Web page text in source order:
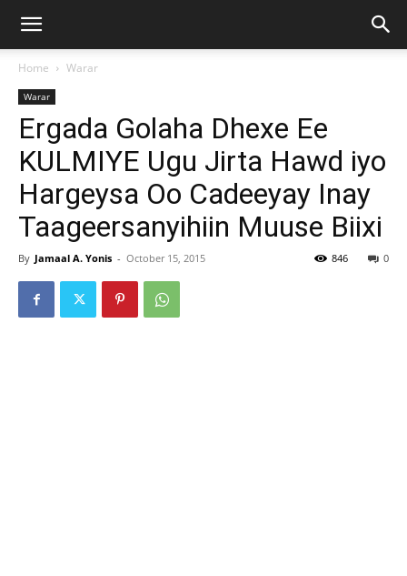
Home Warar
Warar
Ergada Golaha Dhexe Ee
KULMIYE Ugu Jirta Hawd iyo
Hargeysa Oo Cadeeyay Inay
Taageersanyihiin Muuse Biixi
By Jamaal A. Yonis - October 15, 2015 0
846